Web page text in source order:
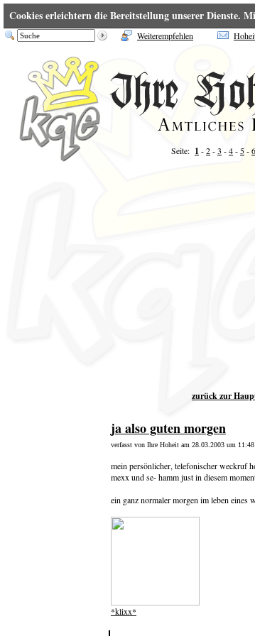
Cookies erleichtern die Bereitstellung unserer Dienste.
Weiterempfehlen
Seite: 1 -2-3 -4- 5-6
zurück zur
ja also guten morgen
verfasst von Ihre Hoheit am 28.03.2003 um
mein persönlicher, telefonischer weckruf
mexx und se- hamm just in diesem
ein ganz normaler morgen im leben eines
*klixx*